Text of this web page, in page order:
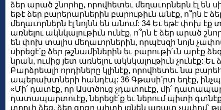
ձեր արած շնորհը, որովհետեւ մեղաւորներն էլ են
եթէ ձեր բարերարներին բարութիւն անէք, ո՞րն է
մեղաւորներն էլ նոյնն են անում: 34 Եւ եթէ փոխ էք
առնելու ակնկալութիւն ունէք, ո՞րն է ձեր արած
են փոխ տալիս մեղաւորներին, որպէսզի նոյն
սիրեցէ՛ք ձեր թշնամիներին եւ բարութի՛ւն արէք
նրան, ումից յետ առնելու ակնկալութիւն չունէք:
Բարձրեալի որդիները կլինէք, որովհետեւ նա
ապերախտների հանդէպ: 36 Գթասի՛րտ եղէք,
«Մի՛ դատէք, որ Աստծուց չդատուէք, մի՛
դատապարտուէք, ներեցէ՛ք եւ ներում պիտի
տրուի ձեզ. ձեր գոգը պիտի լցնեն առատ չափով՝